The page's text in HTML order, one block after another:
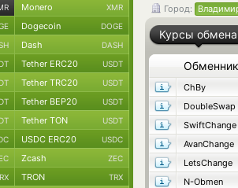
Город:
Курсы обмена
Обменник
ChBy
DoubleSwap
SwiftChange
AvanChange
LetsChange
N-Obmen
Monero XMR
Dogecoin DOGE
Dash DASH
Tether ERC20 USDT
Tether TRC20 USDT
Tether BEP20 USDT
Tether TON USDT
USDC ERC20 USDC
Zcash ZEC
TRON TRX